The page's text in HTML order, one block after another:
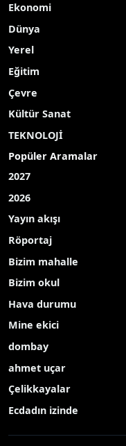
Ekonomi
Dünya
Yerel
Eğitim
Çevre
Kültür Sanat
TEKNOLOJİ
Popüler Aramalar
2027
2026
Yayın akışı
Röportaj
Bizim mahalle
Bizim okul
Hava durumu
Mine ekici
dombay
ahmet uçar
Çelikkayalar
Ecdadın izinde